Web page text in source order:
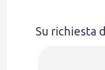
Su richiesta